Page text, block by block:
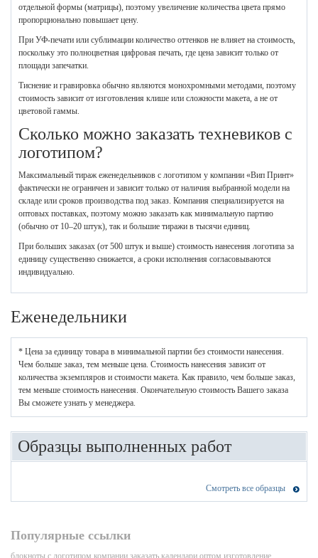
отдельной формы (матрицы), поэтому увеличение количества цвета прямо
пропорционально повышает цену.
При УФ-печати или сублимации количество оттенков не влияет на стоимость,
поскольку это полноцветная цифровая печать, где цена зависит только от
площади запечатки.
Тиснение и гравировка обычно являются монохромными методами, поэтому
стоимость зависит от изготовления клише или сложности макета, а не от
цветовой гаммы.
Сколько можно заказать техневиков с
логотипом?
Максимальный тираж еженедельников с логотипом у компании «Вип Принт»
фактически не ограничен и зависит только от наличия выбранной модели на
складе или сроков производства под заказ. Компания специализируется на
оптовых поставках, поэтому можно заказать как минимальную партию
(обычно от 10–20 штук), так и большие тиражи в тысячи единиц.
При больших заказах (от 500 штук и выше) стоимость нанесения логотипа за
единицу существенно снижается, а сроки исполнения согласовываются
индивидуально.
Еженедельники
* Цена за единицу товара в минимальной партии без стоимости нанесения.
Чем больше заказ, тем меньше цена. Стоимость нанесения зависит от
количества экземпляров и стоимости макета. Как правило, чем больше заказ,
тем меньше стоимость нанесения. Окончательную стоимость Вашего заказа
Вы сможете узнать у менеджера.
Образцы выполненных работ
Смотреть все образцы
Популярные ссылки
блокноты с логотипом компании заказать календари оптом изготовление